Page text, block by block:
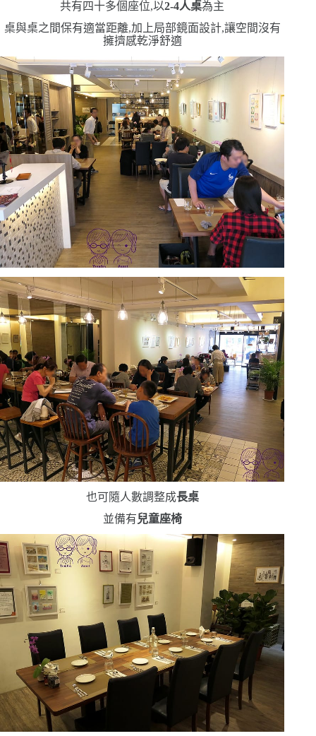
共有四十多個座位,以2-4人桌為主
桌與桌之間保有適當距離,加上局部鏡面設計,讓空間沒有
擁擠感乾淨舒適
也可隨人數調整成長桌
並備有兒童座椅